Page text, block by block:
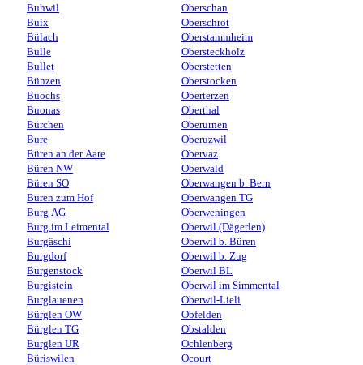
Buhwil
Buix
Bülach
Bulle
Bullet
Bünzen
Buochs
Buonas
Bürchen
Bure
Büren an der Aare
Büren NW
Büren SO
Büren zum Hof
Burg AG
Burg im Leimental
Burgäschi
Burgdorf
Bürgenstock
Burgistein
Burglauenen
Bürglen OW
Bürglen TG
Bürglen UR
Büriswilen
Oberschan
Oberschrot
Oberstammheim
Obersteckholz
Oberstetten
Oberstocken
Oberterzen
Oberthal
Oberurnen
Oberuzwil
Obervaz
Oberwald
Oberwangen b. Bern
Oberwangen TG
Oberweningen
Oberwil (Dägerlen)
Oberwil b. Büren
Oberwil b. Zug
Oberwil BL
Oberwil im Simmental
Oberwil-Lieli
Obfelden
Obstalden
Ochlenberg
Ocourt